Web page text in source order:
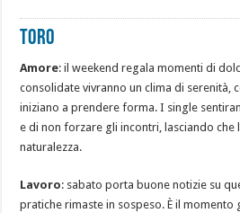
TORO
Amore: il weekend regala momenti di
consolidate vivranno un clima di serenità,
iniziano a prendere forma. I single
e di non forzare gli incontri, lasciando che
naturalezza.
Lavoro: sabato porta buone notizie su
pratiche rimaste in sospeso. È il